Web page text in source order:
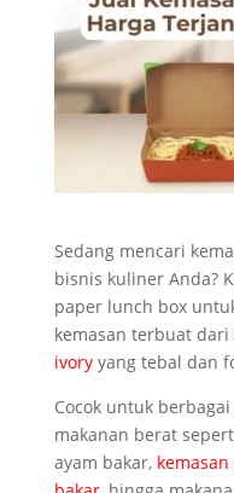
Sedang mencari
bisnis kuliner Anda?
paper lunch box
kemasan terbuat dari
ivoryyang tebal dan
Cocok untuk
makanan berat
ayam bakar,